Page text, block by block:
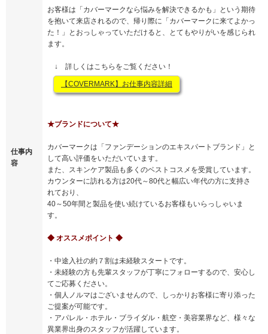
仕事内
容
お客様は「カバーマークなら悩みを解決できるかも」という期待
を抱いて来店されるので、帰り際に「カバーマークに来てよかっ
た！」とおっしゃっていただけると、とてもやりがいを感じられ
ます。
↓ 詳しくはこちらをご覧ください！
【COVERMARK】お仕事内容詳細
★ブランドについて★
カバーマークは「ファンデーションのエキスパートブランド」と
して高い評価をいただいています。
また、スキンケア製品も多くのベストコスメを受賞しています。
カウンターに訪れる方は20代～80代と幅広い年代の方に支持さ
れており、
40～50年間と製品を使い続けているお客様もいらっしゃいま
す。
◆ オススメポイント ◆
・中途入社の約７割は未経験スタートです。
・未経験の方も先輩スタッフが丁寧にフォローするので、安心し
てご応募ください。
・個人ノルマはございませんので、しっかりお客様に寄り添った
ご提案が可能です。
・アパレル・ホテル・ブライダル・航空・美容業界など、様々な
異業界出身のスタッフが活躍しています。